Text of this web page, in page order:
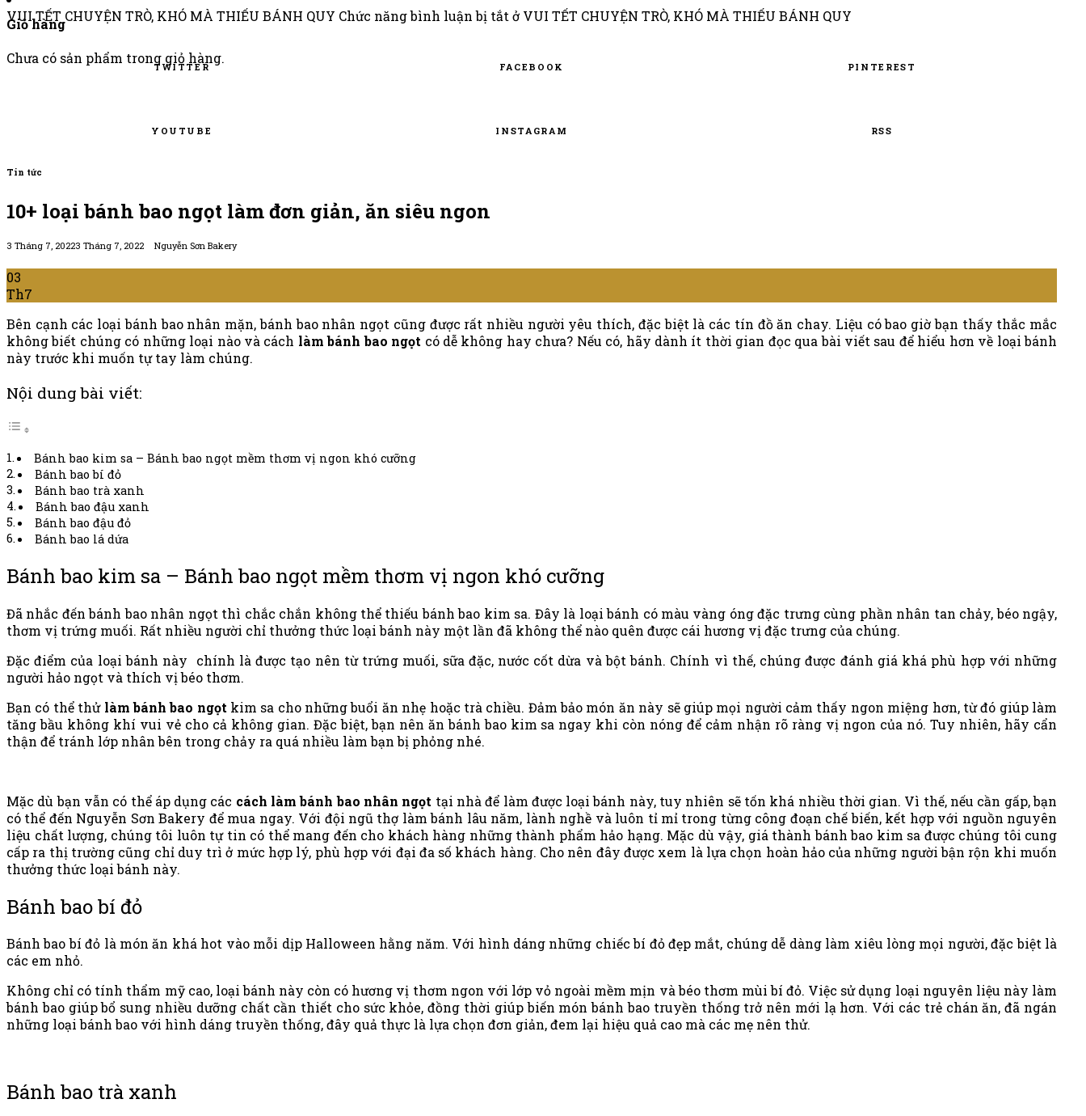
Giỏ hàng
Chưa có sản phẩm trong giỏ hàng.
VUI TẾT CHUYỆN TRÒ, KHÓ MÀ THIẾU BÁNH QUY Chức năng bình luận bị tắt ở VUI TẾT CHUYỆN TRÒ, KHÓ MÀ THIẾU BÁNH QUY
TWITTER FACEBOOK PINTEREST
YOUTUBE INSTAGRAM RSS
Tin tức
10+ loại bánh bao ngọt làm đơn giản, ăn siêu ngon
3 Tháng 7, 20223 Tháng 7, 2022 Nguyễn Sơn Bakery
03
Th7
Bên cạnh các loại bánh bao nhân mặn, bánh bao nhân ngọt cũng được rất nhiều người yêu thích, đặc biệt là các tín đồ ăn chay. Liệu có bao giờ bạn thấy thắc mắc
không biết chúng có những loại nào và cách làm bánh bao ngọt có dễ không hay chưa? Nếu có, hãy dành ít thời gian đọc qua bài viết sau để hiểu hơn về loại bánh
này trước khi muốn tự tay làm chúng.
Nội dung bài viết:
Bánh bao kim sa – Bánh bao ngọt mềm thơm vị ngon khó cưỡng
Bánh bao bí đỏ
Bánh bao trà xanh
Bánh bao đậu xanh
Bánh bao đậu đỏ
Bánh bao lá dứa
Bánh bao kim sa – Bánh bao ngọt mềm thơm vị ngon khó cưỡng
Đã nhắc đến bánh bao nhân ngọt thì chắc chắn không thể thiếu bánh bao kim sa. Đây là loại bánh có màu vàng óng đặc trưng cùng phần nhân tan chảy, béo ngậy,
thơm vị trứng muối. Rất nhiều người chỉ thưởng thức loại bánh này một lần đã không thể nào quên được cái hương vị đặc trưng của chúng.
Đặc điểm của loại bánh này chính là được tạo nên từ trứng muối, sữa đặc, nước cốt dừa và bột bánh. Chính vì thế, chúng được đánh giá khá phù hợp với những
người hảo ngọt và thích vị béo thơm.
Bạn có thể thử làm bánh bao ngọt kim sa cho những buổi ăn nhẹ hoặc trà chiều. Đảm bảo món ăn này sẽ giúp mọi người cảm thấy ngon miệng hơn, từ đó giúp làm
tăng bầu không khí vui vẻ cho cả không gian. Đặc biệt, bạn nên ăn bánh bao kim sa ngay khi còn nóng để cảm nhận rõ ràng vị ngon của nó. Tuy nhiên, hãy cẩn
thận để tránh lớp nhân bên trong chảy ra quá nhiều làm bạn bị phỏng nhé.
Mặc dù bạn vẫn có thể áp dụng các cách làm bánh bao nhân ngọt tại nhà để làm được loại bánh này, tuy nhiên sẽ tốn khá nhiều thời gian. Vì thế, nếu cần gấp, bạn
có thể đến Nguyễn Sơn Bakery để mua ngay. Với đội ngũ thợ làm bánh lâu năm, lành nghề và luôn tỉ mỉ trong từng công đoạn chế biến, kết hợp với nguồn nguyên
liệu chất lượng, chúng tôi luôn tự tin có thể mang đến cho khách hàng những thành phẩm hảo hạng. Mặc dù vậy, giá thành bánh bao kim sa được chúng tôi cung
cấp ra thị trường cũng chỉ duy trì ở mức hợp lý, phù hợp với đại đa số khách hàng. Cho nên đây được xem là lựa chọn hoàn hảo của những người bận rộn khi muốn
thưởng thức loại bánh này.
Bánh bao bí đỏ
Bánh bao bí đỏ là món ăn khá hot vào mỗi dịp Halloween hằng năm. Với hình dáng những chiếc bí đỏ đẹp mắt, chúng dễ dàng làm xiêu lòng mọi người, đặc biệt là
các em nhỏ.
Không chỉ có tính thẩm mỹ cao, loại bánh này còn có hương vị thơm ngon với lớp vỏ ngoài mềm mịn và béo thơm mùi bí đỏ. Việc sử dụng loại nguyên liệu này làm
bánh bao giúp bổ sung nhiều dưỡng chất cần thiết cho sức khỏe, đồng thời giúp biến món bánh bao truyền thống trở nên mới lạ hơn. Với các trẻ chán ăn, đã ngán
những loại bánh bao với hình dáng truyền thống, đây quả thực là lựa chọn đơn giản, đem lại hiệu quả cao mà các mẹ nên thử.
Bánh bao trà xanh